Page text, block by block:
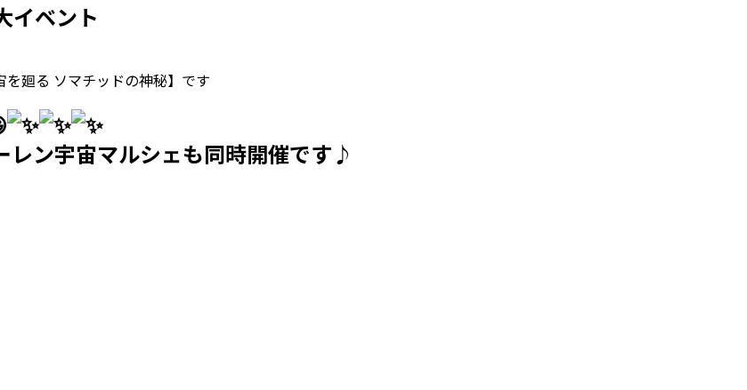
イベント
廻る ソマチッドの神秘】です
ン宇宙マルシェも同時開催です♪